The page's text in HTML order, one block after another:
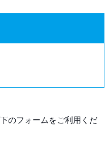
のフォームをご利用くだ